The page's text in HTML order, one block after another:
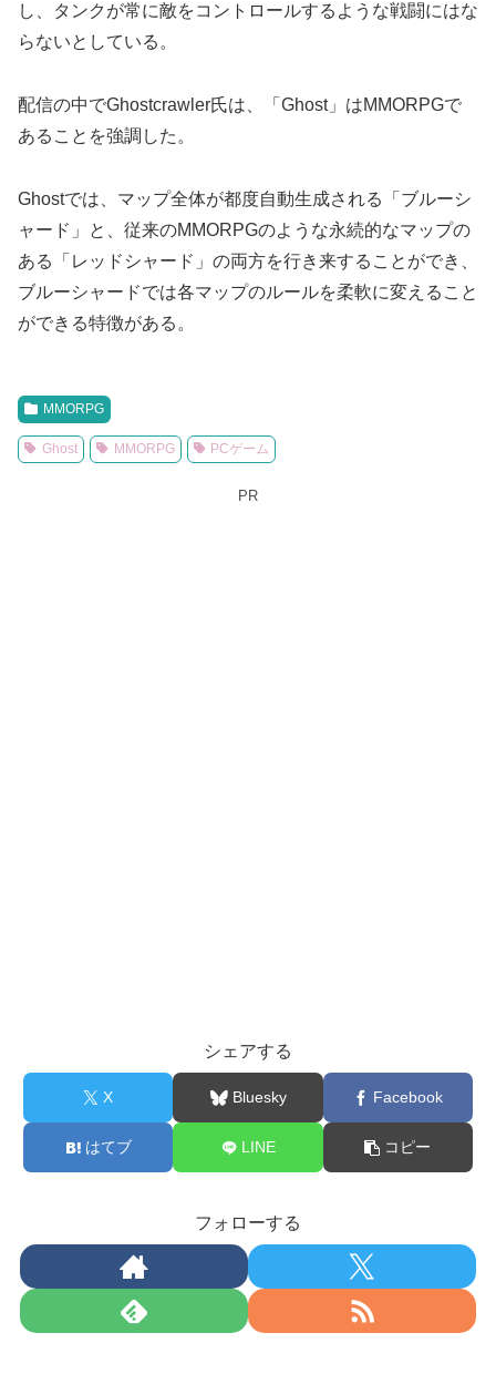
し、タンクが常に敵をコントロールするような戦闘にはな
らないとしている。
配信の中でGhostcrawler氏は、「Ghost」はMMORPGで
あることを強調した。
Ghostでは、マップ全体が都度自動生成される「ブルーシ
ャード」と、従来のMMORPGのような永続的なマップの
ある「レッドシャード」の両方を行き来することができ、
ブルーシャードでは各マップのルールを柔軟に変えること
ができる特徴がある。
MMORPG
Ghost MMORPG PCゲーム
PR
シェアする
X Bluesky Facebook
はてブ LINE コピー
フォローする